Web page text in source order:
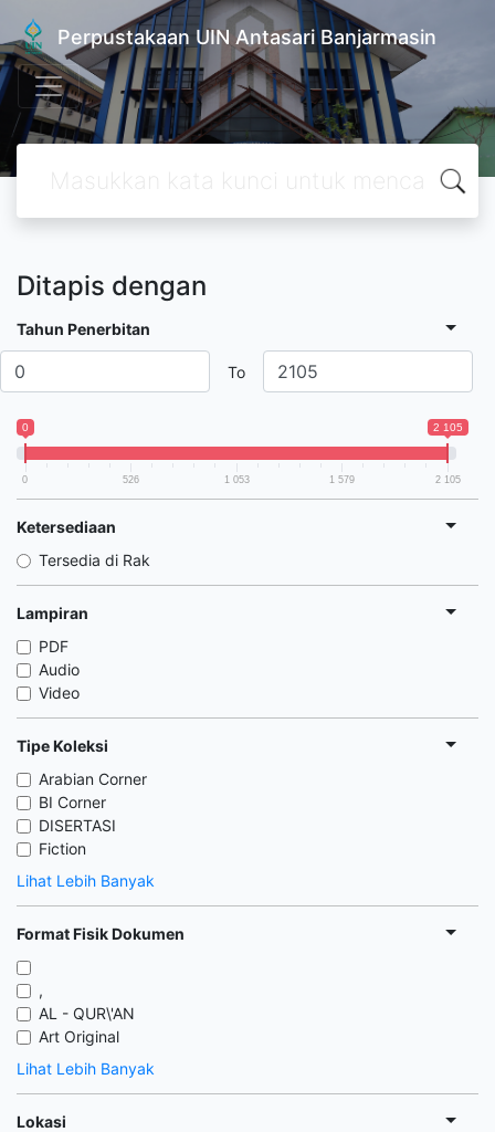
Perpustakaan UIN Antasari Banjarmasin
Ditapis dengan
Tahun Penerbitan
To
0 2 105
0 526 1 053 1 579 2 105
Ketersediaan
Tersedia di Rak
Lampiran
PDF
Audio
Video
Tipe Koleksi
Arabian Corner
BI Corner
DISERTASI
Fiction
Lihat Lebih Banyak
Format Fisik Dokumen
,
AL - QUR\'AN
Art Original
Lihat Lebih Banyak
Lokasi